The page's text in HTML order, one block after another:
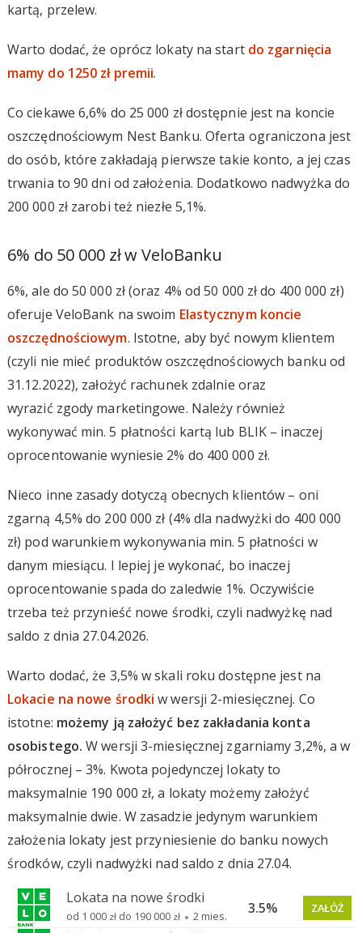
kartą, przelew.
Warto dodać, że oprócz lokaty na start do zgarnięcia
mamy do 1250 zł premii.
Co ciekawe 6,6% do 25 000 zł dostępnie jest na koncie
oszczędnościowym Nest Banku. Oferta ograniczona jest
do osób, które zakładają pierwsze takie konto, a jej czas
trwania to 90 dni od założenia. Dodatkowo nadwyżka do
200 000 zł zarobi też niezłe 5,1%.
6% do 50 000 zł w VeloBanku
6%, ale do 50 000 zł (oraz 4% od 50 000 zł do 400 000 zł)
oferuje VeloBank na swoim Elastycznym koncie
oszczędnościowym. Istotne, aby być nowym klientem
(czyli nie mieć produktów oszczędnościowych banku od
31.12.2022), założyć rachunek zdalnie oraz
wyrazić zgody marketingowe. Należy również
wykonywać min. 5 płatności kartą lub BLIK – inaczej
oprocentowanie wyniesie 2% do 400 000 zł.
Nieco inne zasady dotyczą obecnych klientów – oni
zgarną 4,5% do 200 000 zł (4% dla nadwyżki do 400 000
zł) pod warunkiem wykonywania min. 5 płatności w
danym miesiącu. I lepiej je wykonać, bo inaczej
oprocentowanie spada do zaledwie 1%. Oczywiście
trzeba też przynieść nowe środki, czyli nadwyżkę nad
saldo z dnia 27.04.2026.
Warto dodać, że 3,5% w skali roku dostępne jest na
Lokacie na nowe środki w wersji 2-miesięcznej. Co
istotne: możemy ją założyć bez zakładania konta
osobistego. W wersji 3-miesięcznej zgarniamy 3,2%, a w
półrocznej – 3%. Kwota pojedynczej lokaty to
maksymalnie 190 000 zł, a lokaty możemy założyć
maksymalnie dwie. W zasadzie jedynym warunkiem
założenia lokaty jest przyniesienie do banku nowych
środków, czyli nadwyżki nad saldo z dnia 27.04.